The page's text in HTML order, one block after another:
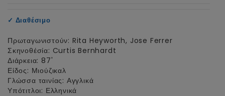
✓ Διαθέσιμο
Πρωταγωνιστούν: Rita Heyworth, Jose Ferrer
Σκηνοθέσία: Curtis Bernhardt
Διάρκεια: 87'
Είδος: Μιούζικαλ
Γλώσσα ταινίας: Αγγλικά
Υπότιτλοι: Ελληνικά